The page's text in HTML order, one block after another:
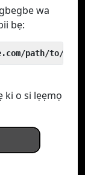
wa
bẹ:
path/to/
ki o si lẹẹmọ